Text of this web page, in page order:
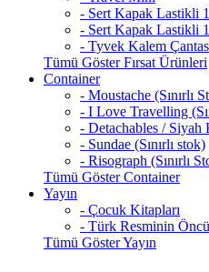
- Sert Kapak Lastikli
- Sert Kapak Lastikli
- Tyvek Kalem
Tümü Göster Fırsat Ürünleri
Container
- Moustache (Sınırlı
- I Love Travelling
- Detachables / Siyah
- Sundae (Sınırlı stok)
- Risograph (Sınırlı
Tümü Göster Container
Yayın
- Çocuk Kitapları
- Türk Resminin
Tümü Göster Yayın